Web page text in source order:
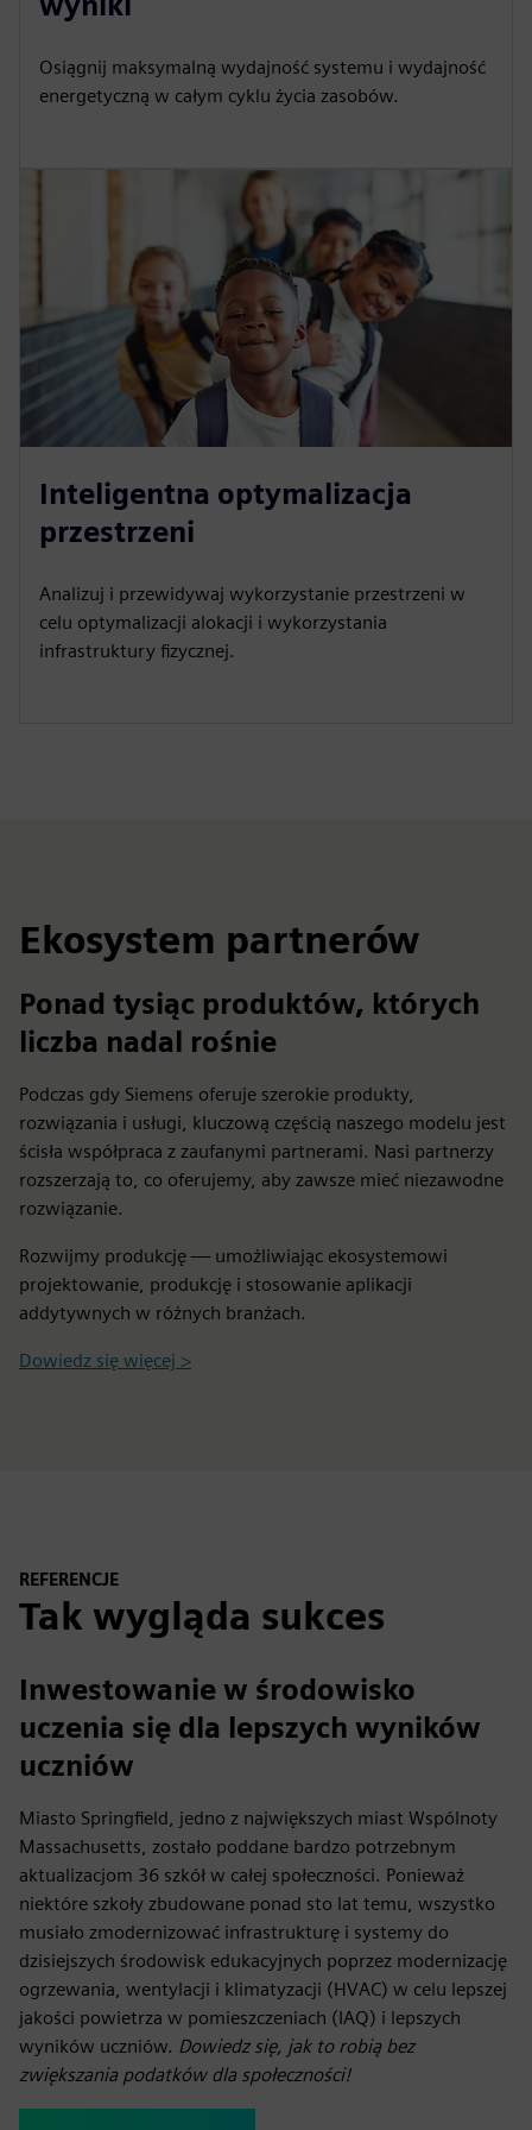
Osiągnij maksymalną wydajność systemu i wydajność
energetyczną w całym cyklu życia zasobów.
Inteligentna optymalizacja
przestrzeni
Analizuj i przewidywaj wykorzystanie przestrzeni w
celu optymalizacji alokacji i wykorzystania
infrastruktury fizycznej.
Ekosystem partnerów
Ponad tysiąc produktów, których
liczba nadal rośnie
Podczas gdy Siemens oferuje szerokie produkty,
rozwiązania i usługi, kluczową częścią naszego modelu jest
ścisła współpraca z zaufanymi partnerami. Nasi partnerzy
rozszerzają to, co oferujemy, aby zawsze mieć niezawodne
rozwiązanie.
Rozwijmy produkcję — umożliwiając ekosystemowi
projektowanie, produkcję i stosowanie aplikacji
addytywnych w różnych branżach.
Dowiedz się więcej >
REFERENCJE
Tak wygląda sukces
Inwestowanie w środowisko
uczenia się dla lepszych wyników
uczniów
Miasto Springfield, jedno z największych miast Wspólnoty
Massachusetts, zostało poddane bardzo potrzebnym
aktualizacjom 36 szkół w całej społeczności. Ponieważ
niektóre szkoły zbudowane ponad sto lat temu, wszystko
musiało zmodernizować infrastrukturę i systemy do
dzisiejszych środowisk edukacyjnych poprzez modernizację
ogrzewania, wentylacji i klimatyzacji (HVAC) w celu lepszej
jakości powietrza w pomieszczeniach (IAQ) i lepszych
wyników uczniów. Dowiedz się, jak to robią bez
zwiększania podatków dla społeczności!